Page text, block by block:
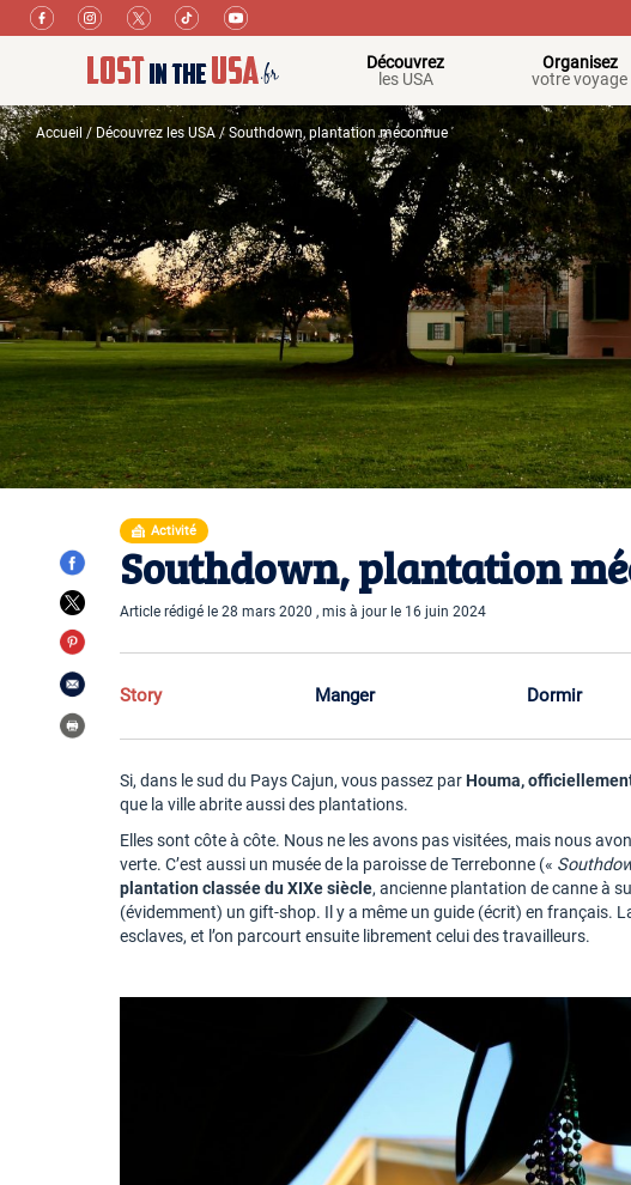
Découvrez
les USA
Organisez
votre voyage
Accueil / Découvrez les USA/ Southdown, plantation méconnue
Activité
Southdown, plantation
Article rédigé le 28 mars 2020 , mis à jour le 16 juin 2024
Story Manger Dormir
Si, dans le sud du Pays Cajun, vous passez parHouma,
que la ville abrite aussi des plantations.
Elles sont côte à côte. Nous ne les avons pas visitées, mais nous
verte. C’est aussi un musée de la paroisse de Terrebonne («
plantation classée du XIXe siècle, ancienne plantation de canne à
(évidemment) un gift-shop. Il y a même un guide (écrit) en français.
esclaves, et l’on parcourt ensuite librement celui des travailleurs.